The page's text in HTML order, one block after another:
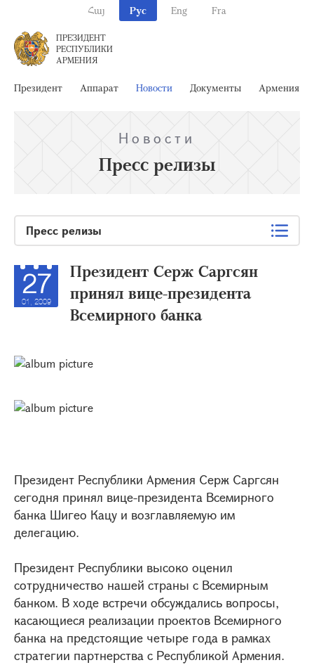
Հայ Рус Eng Fra
ПРЕЗИДЕНТ
РЕСПУБЛИКИ
АРМЕНИЯ
Президент Аппарат Новости Документы Армения
Новости
Пресс релизы
Пресс релизы
27
01, 2009
Президент Серж Саргсян
принял вице-президента
Всемирного банка
Президент Республики Армения Серж Саргсян
сегодня принял вице-президента Всемирного
банка Шигео Кацу и возглавляемую им
делегацию.
Президент Республики высоко оценил
сотрудничество нашей страны с Всемирным
банком. В ходе встречи обсуждались вопросы,
касающиеся реализации проектов Всемирного
банка на предстоящие четыре года в рамках
стратегии партнерства с Республикой Армения.